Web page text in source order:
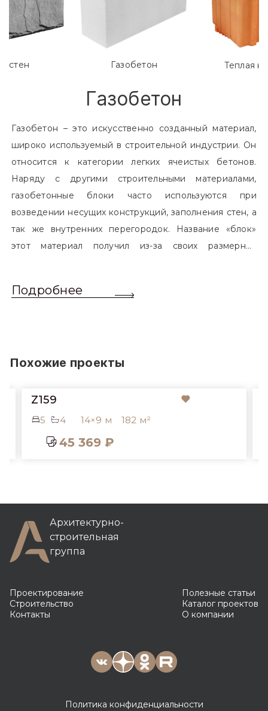
Газобетон Теплая
Газобетон
Газобетон – это искусственно созданный материал,
широко используемый в строительной индустрии. Он
относится к категории легких ячеистых бетонов.
Наряду с другими строительными материалами,
газобетонные блоки часто используются при
возведении несущих конструкций, заполнения стен, а
так же внутренних перегородок. Название «блок»
этот материал получил из-за своих размерных
обычный одинарный кирпич. Размер блоков различен
Подробнее
Похожие проекты
Z159
5 4 14×9 м 182 м²
45 369 ₽
Архитектурно-
строительная
группа
Проектирование
Строительство
Контакты
Полезные статьи
Каталог проектов
О компании
Политика конфиденциальности